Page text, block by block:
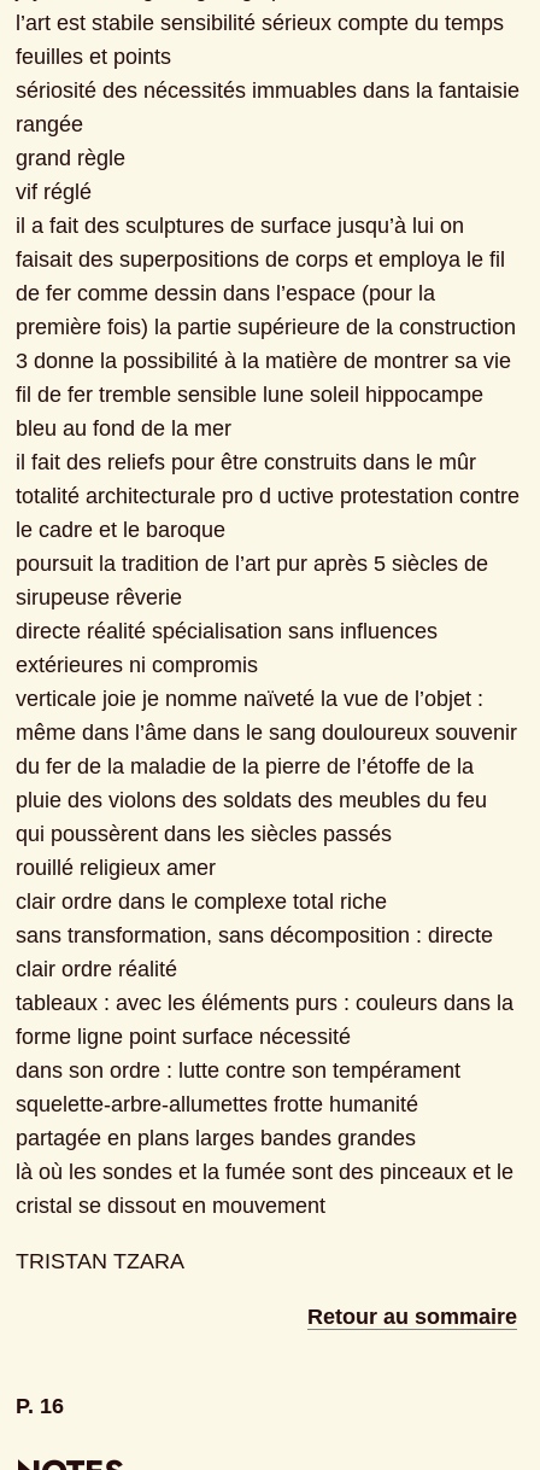
l’art est stabile sensibilité sérieux compte du temps
feuilles et points
sériosité des nécessités immuables dans la fantaisie
rangée
grand règle
vif réglé
il a fait des sculptures de surface jusqu’à lui on
faisait des superpositions de corps et employa le fil
de fer comme dessin dans l’espace (pour la
première fois) la partie supérieure de la construction
3 donne la possibilité à la matière de montrer sa vie
fil de fer tremble sensible lune soleil hippocampe
bleu au fond de la mer
il fait des reliefs pour être construits dans le mûr
totalité architecturale pro d uctive protestation contre
le cadre et le baroque
poursuit la tradition de l’art pur après 5 siècles de
sirupeuse rêverie
directe réalité spécialisation sans influences
extérieures ni compromis
verticale joie je nomme naïveté la vue de l’objet :
même dans l’âme dans le sang douloureux souvenir
du fer de la maladie de la pierre de l’étoffe de la
pluie des violons des soldats des meubles du feu
qui poussèrent dans les siècles passés
rouillé religieux amer
clair ordre dans le complexe total riche
sans transformation, sans décomposition : directe
clair ordre réalité
tableaux : avec les éléments purs : couleurs dans la
forme ligne point surface nécessité
dans son ordre : lutte contre son tempérament
squelette-arbre-allumettes frotte humanité
partagée en plans larges bandes grandes
là où les sondes et la fumée sont des pinceaux et le
cristal se dissout en mouvement
TRISTAN TZARA
Retour au sommaire
P. 16